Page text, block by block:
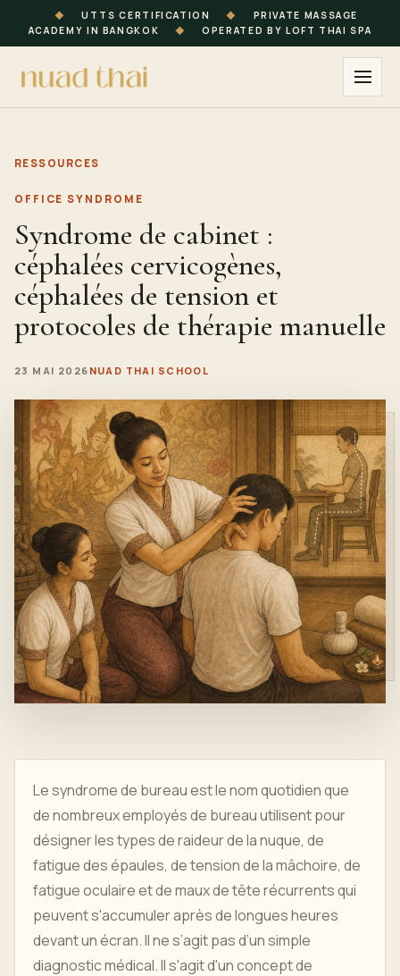
◆ UTTS CERTIFICATION ◆
PRIVATE MASSAGE
ACADEMY IN BANGKOK
◆ OPERATED BY LOFT THAI SPA
RESSOURCES
OFFICE SYNDROME
Syndrome de cabinet :
céphalées cervicogènes,
céphalées de tension et
protocoles de thérapie manuelle
23 MAI 2026 NUAD THAI SCHOOL
Le syndrome de bureau est le nom quotidien que
de nombreux employés de bureau utilisent pour
désigner les types de raideur de la nuque, de
fatigue des épaules, de tension de la mâchoire, de
fatigue oculaire et de maux de tête récurrents qui
peuvent s'accumuler après de longues heures
devant un écran. Il ne s’agit pas d’un simple
diagnostic médical. Il s'agit d'un concept de